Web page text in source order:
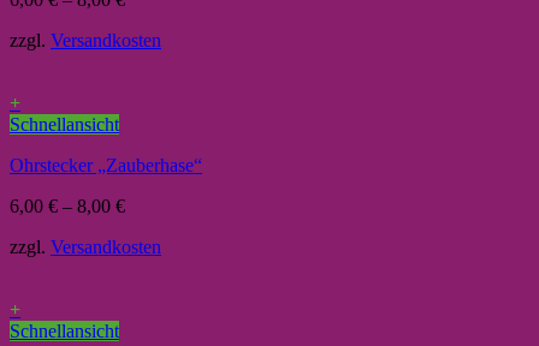
zzgl. Versandkosten
+
Schnellansicht
Ohrstecker „Zauberhase“
6,00 € – 8,00 €
zzgl. Versandkosten
+
Schnellansicht